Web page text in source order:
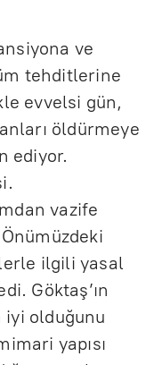
ve
tehditlerine
evvelsi gün,
öldürmeye
ediyor.
vazife
ilgili yasal
Göktaş’ın
iyi olduğunu
yapısı